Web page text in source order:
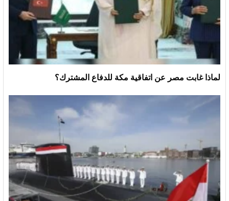
لماذا غابت مصر عن اتفاقية مكة للدفاع المشترك؟